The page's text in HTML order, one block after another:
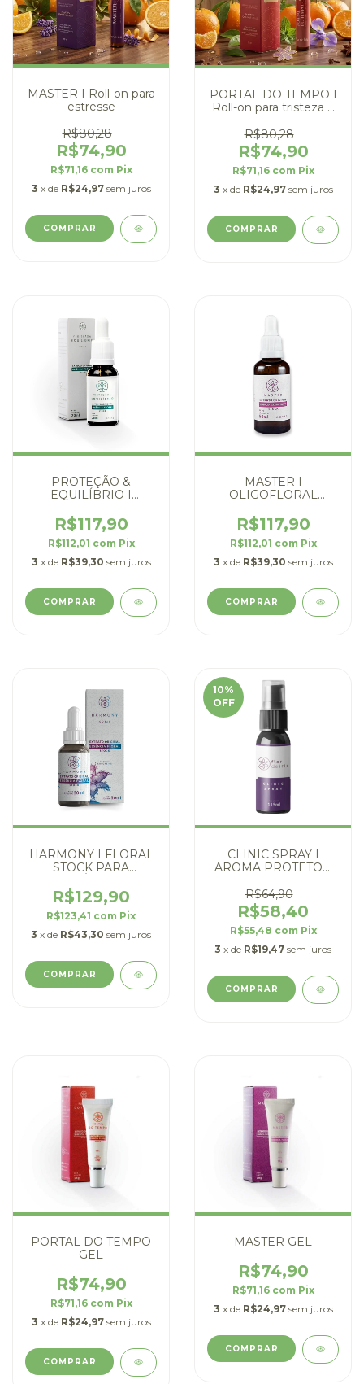
MASTER I Roll-on para
estresse
R$80,28
R$74,90
R$71,16 com Pix
3 x de R$24,97 sem juros
PORTAL DO TEMPO I
Roll-on para tristeza e
R$80,28
R$74,90
R$71,16 com Pix
3 x de R$24,97 sem juros
PROTEÇÃO &
EQUILÍBRIO I
INSEGURANÇA
R$117,90
R$112,01 com Pix
3 x de R$39,30 sem juros
MASTER I
OLIGOFLORAL
ESTRESSE
R$117,90
R$112,01 com Pix
3 x de R$39,30 sem juros
HARMONY I FLORAL
STOCK PARA
R$129,90
R$123,41 com Pix
3 x de R$43,30 sem juros
10%
OFF
CLINIC SPRAY I
AROMA PROTETOR
R$64,90
R$58,40
R$55,48 com Pix
3 x de R$19,47 sem juros
PORTAL DO TEMPO
GEL
R$74,90
R$71,16 com Pix
3 x de R$24,97 sem juros
MASTER GEL
R$74,90
R$71,16 com Pix
3 x de R$24,97 sem juros